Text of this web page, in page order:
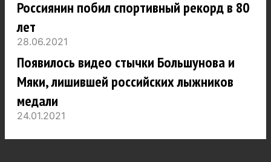
Россиянин побил спортивный рекорд в 80
лет
28.06.2021
Появилось видео стычки Большунова и
Мяки, лишившей российских лыжников
медали
24.01.2021